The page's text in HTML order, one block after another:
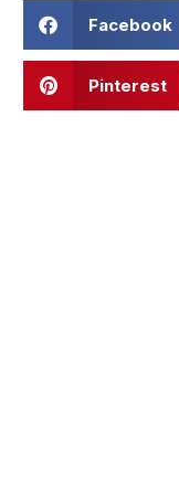
Facebook
Pinterest